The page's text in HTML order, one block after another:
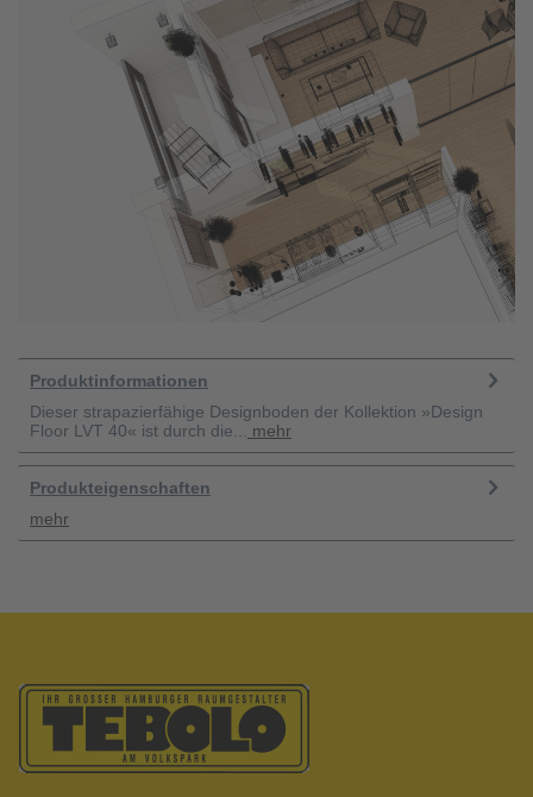
Produktinformationen
Dieser strapazierfähige Designboden der Kollektion »Design
Floor LVT 40« ist durch die...
mehr
Produkteigenschaften
mehr